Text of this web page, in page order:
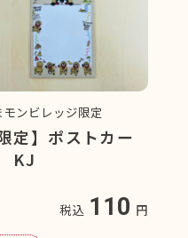
モンビレッジ限定
限定】ポストカー
KJ
税込 110 円